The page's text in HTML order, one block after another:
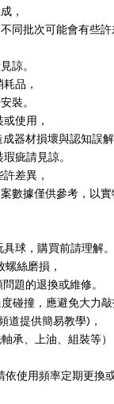
，
同批次可能會有些
諒。
品，
裝。
使用，
器材損壞與認知誤
疵請見諒。
差異，
數據僅供參考，以
球，購買前請理解。
絲磨損，
題的退換或維修。
碰撞，應避免大力
道提供簡易教學)，
承、上油、組裝等
依使用頻率定期更換